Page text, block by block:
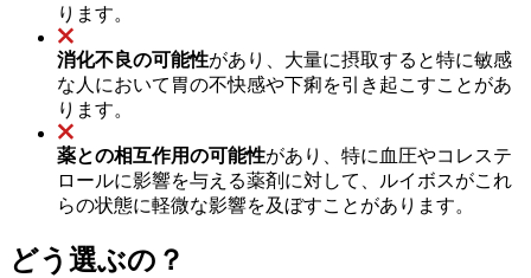
ります。
消化不良の可能性があり、大量に摂取すると特に敏感
な人において胃の不快感や下痢を引き起こすことがあ
ります。
薬との相互作用の可能性があり、特に血圧やコレステ
ロールに影響を与える薬剤に対して、ルイボスがこれ
らの状態に軽微な影響を及ぼすことがあります。
どう選ぶの？